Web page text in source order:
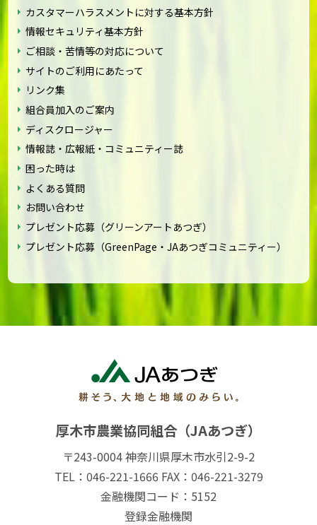
カスタマーハラスメントに対する基本方針
情報セキュリティ基本方針
ご相談・苦情等の対応について
サイトのご利用にあたって
リンク集
組合員加入のご案内
ディスクロージャー
情報誌・広報紙・コミュニティー誌
困った時は
よくある質問
お問い合わせ
プレゼント応募（グリーンアートあつぎ）
プレゼント応募（GreenPage・JAあつぎコミュニティー）
厚木市農業協同組合（JAあつぎ）
〒243-0004 神奈川県厚木市水引2-9-2
TEL：046-221-1666 FAX：046-221-3279
金融機関コード：5152
登録金融機関